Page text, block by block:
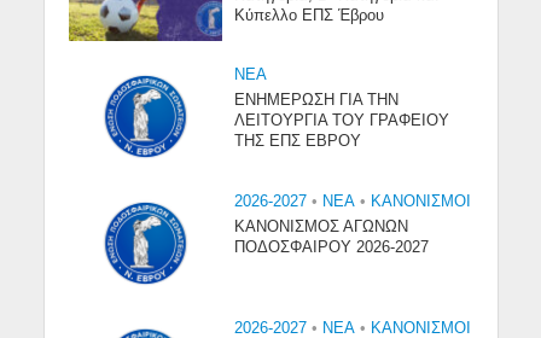
Κύπελλο ΕΠΣ Έβρου
NEA
ΕΝΗΜΕΡΩΣΗ ΓΙΑ ΤΗΝ
ΛΕΙΤΟΥΡΓΙΑ ΤΟΥ ΓΡΑΦΕΙΟΥ
ΤΗΣ ΕΠΣ ΕΒΡΟΥ
2026-2027 • NEA • ΚΑΝΟΝΙΣΜΟΙ
ΚΑΝΟΝΙΣΜΟΣ ΑΓΩΝΩΝ
ΠΟΔΟΣΦΑΙΡΟΥ 2026-2027
2026-2027 • NEA • ΚΑΝΟΝΙΣΜΟΙ